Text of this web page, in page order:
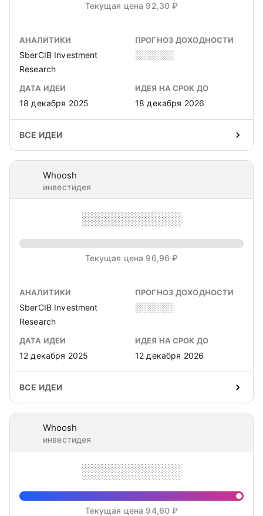
Текущая цена 92,30 ₽
АНАЛИТИКИ
SberCIB Investment
Research
ПРОГНОЗ ДОХОДНОСТИ
░░░░░░
ДАТА ИДЕИ
18 декабря 2025
ИДЕЯ НА СРОК ДО
18 декабря 2026
ВСЕ ИДЕИ
Whoosh
инвестидея
░░░░░░░░░░
Текущая цена 96,96 ₽
АНАЛИТИКИ
SberCIB Investment
Research
ПРОГНОЗ ДОХОДНОСТИ
░░░░░░
ДАТА ИДЕИ
12 декабря 2025
ИДЕЯ НА СРОК ДО
12 декабря 2026
ВСЕ ИДЕИ
Whoosh
инвестидея
░░░░░░░░░░
Текущая цена 94,60 ₽